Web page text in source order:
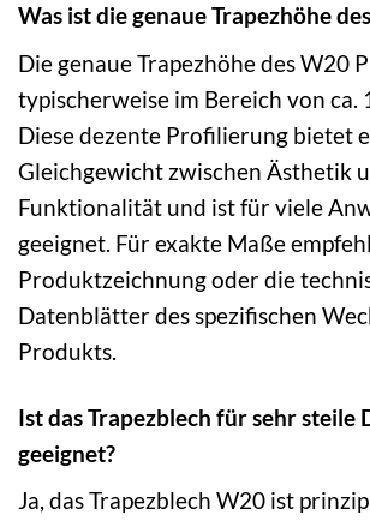
Was ist die genaue Trapezhöhe
Die genaue Trapezhöhe des W20
typischerweise im Bereich von ca.
Diese dezente Profilierung bietet
Gleichgewicht zwischen Ästhetik
Funktionalität und ist für viele
geeignet. Für exakte Maße
Produktzeichnung oder die
Datenblätter des spezifischen
Produkts.
Ist das Trapezblech für sehr steile
geeignet?
Ja, das Trapezblech W20 ist